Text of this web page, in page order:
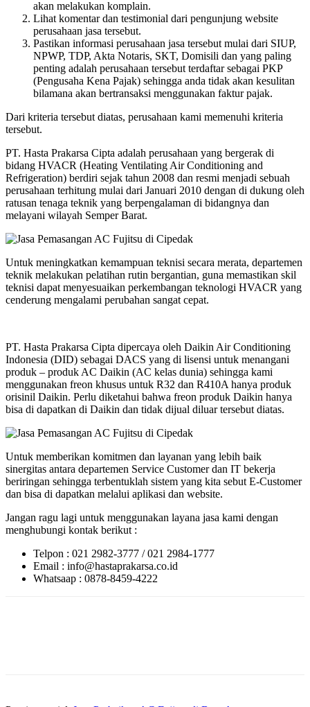
akan melakukan komplain.
Lihat komentar dan testimonial dari pengunjung website
perusahaan jasa tersebut.
Pastikan informasi perusahaan jasa tersebut mulai dari SIUP,
NPWP, TDP, Akta Notaris, SKT, Domisili dan yang paling
penting adalah perusahaan tersebut terdaftar sebagai PKP
(Pengusaha Kena Pajak) sehingga anda tidak akan kesulitan
bilamana akan bertransaksi menggunakan faktur pajak.
Dari kriteria tersebut diatas, perusahaan kami memenuhi kriteria
tersebut.
PT. Hasta Prakarsa Cipta adalah perusahaan yang bergerak di
bidang HVACR (Heating Ventilating Air Conditioning and
Refrigeration) berdiri sejak tahun 2008 dan resmi menjadi sebuah
perusahaan terhitung mulai dari Januari 2010 dengan di dukung oleh
ratusan tenaga teknik yang berpengalaman di bidangnya dan
melayani wilayah Semper Barat.
Untuk meningkatkan kemampuan teknisi secara merata, departemen
teknik melakukan pelatihan rutin bergantian, guna memastikan skil
teknisi dapat menyesuaikan perkembangan teknologi HVACR yang
cenderung mengalami perubahan sangat cepat.
PT. Hasta Prakarsa Cipta dipercaya oleh Daikin Air Conditioning
Indonesia (DID) sebagai DACS yang di lisensi untuk menangani
produk – produk AC Daikin (AC kelas dunia) sehingga kami
menggunakan freon khusus untuk R32 dan R410A hanya produk
orisinil Daikin. Perlu diketahui bahwa freon produk Daikin hanya
bisa di dapatkan di Daikin dan tidak dijual diluar tersebut diatas.
Untuk memberikan komitmen dan layanan yang lebih baik
sinergitas antara departemen Service Customer dan IT bekerja
beriringan sehingga terbentuklah sistem yang kita sebut E-Customer
dan bisa di dapatkan melalui aplikasi dan website.
Jangan ragu lagi untuk menggunakan layana jasa kami dengan
menghubungi kontak berikut :
Telpon : 021 2982-3777 / 021 2984-1777
Email : info@hastaprakarsa.co.id
Whatsaap : 0878-8459-4222